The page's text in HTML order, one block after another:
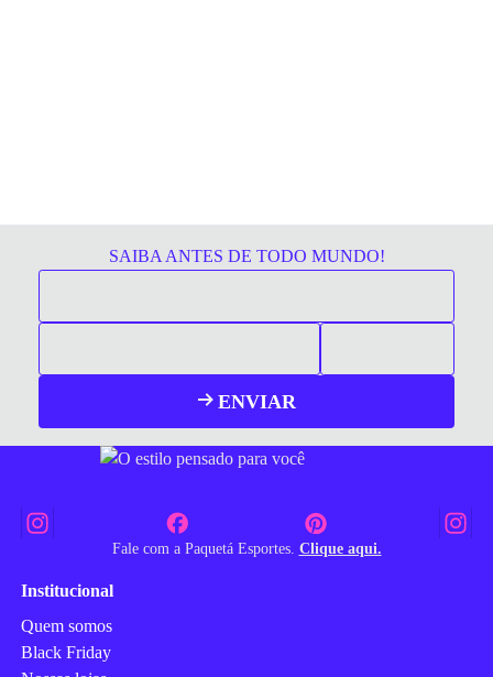
SAIBA ANTES DE TODO MUNDO!
ENVIAR
Fale com a Paquetá Esportes. Clique aqui.
Institucional
Quem somos
Black Friday